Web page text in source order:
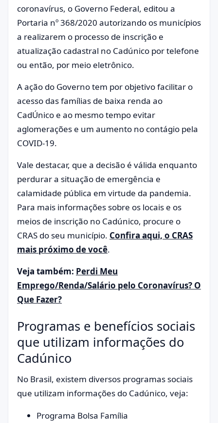
coronavírus, o Governo Federal, editou a
Portaria nº 368/2020 autorizando os municípios
a realizarem o processo de inscrição e
atualização cadastral no Cadúnico por telefone
ou então, por meio eletrônico.
A ação do Governo tem por objetivo facilitar o
acesso das famílias de baixa renda ao
CadÚnico e ao mesmo tempo evitar
aglomerações e um aumento no contágio pela
COVID-19.
Vale destacar, que a decisão é válida enquanto
perdurar a situação de emergência e
calamidade pública em virtude da pandemia.
Para mais informações sobre os locais e os
meios de inscrição no Cadúnico, procure o
CRAS do seu município. Confira aqui, o CRAS
mais próximo de você.
Veja também: Perdi Meu
Emprego/Renda/Salário pelo Coronavírus? O
Que Fazer?
Programas e benefícios sociais
que utilizam informações do
Cadúnico
No Brasil, existem diversos programas sociais
que utilizam informações do Cadúnico, veja:
​​Programa Bolsa Família